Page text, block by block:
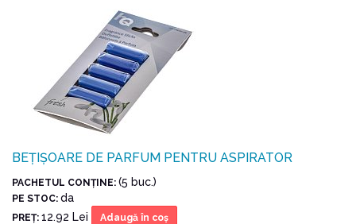
BEȚIȘOARE DE PARFUM PENTRU ASPIRATOR
PACHETUL CONŢINE: (5 buc.)
PE STOC: da
PREŢ: 12.92 Lei Adaugă în coş